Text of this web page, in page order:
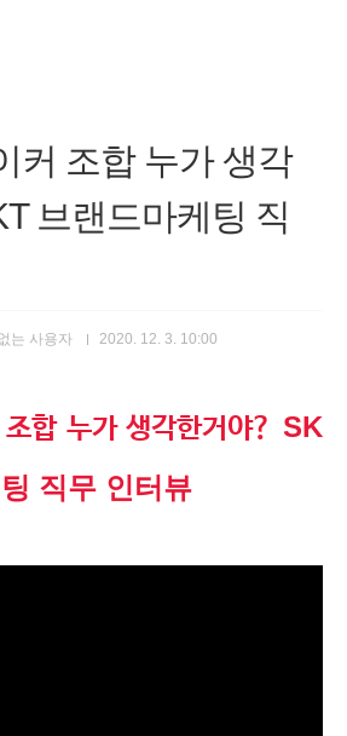
커 조합 누가 생각
브랜드마케팅 직
는 사용자 2020. 12. 3. 10:00
합 누가 생각한거야? SK
직무 인터뷰